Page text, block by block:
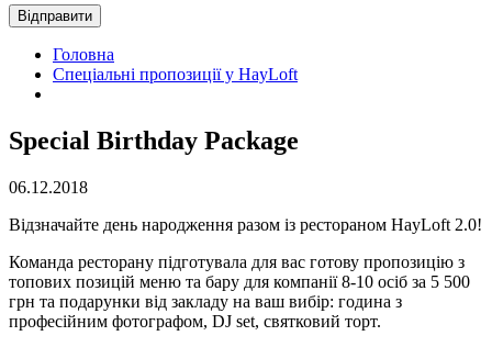
Головна
Спеціальні пропозиції у HayLoft
Special Birthday Package
06.12.2018
Відзначайте день народження разом із рестораном HayLoft 2.0!
Команда ресторану підготувала для вас готову пропозицію з
топових позицій меню та бару для компанії 8-10 осіб за 5 500
грн та подарунки від закладу на ваш вибір: година з
професійним фотографом, DJ set, святковий торт.